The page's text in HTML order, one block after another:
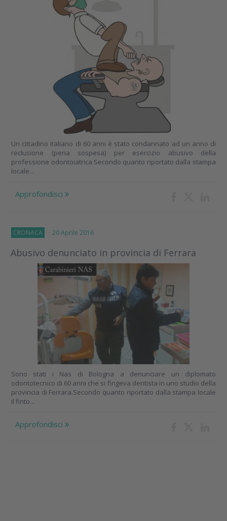
Un cittadino italiano di 60 anni è stato condannato ad un anno di
reclusione (pena sospesa) per esercizio abusivo della
professione odontoiatrica.Secondo quanto riportato dalla stampa
locale...
Approfondisci
CRONACA 20 Aprile 2016
Abusivo denunciato in provincia di Ferrara
Sono stati i Nas di Bologna a denunciare un diplomato
odontotecnico di 60 anni che si fingeva dentista in uno studio della
provincia di Ferrara.Secondo quanto riportato dalla stampa locale
il finto...
Approfondisci